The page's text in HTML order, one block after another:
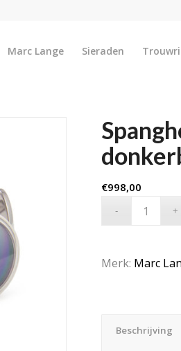
Marc Lange Sieraden
€998,00
Merk: Marc
Beschrijving